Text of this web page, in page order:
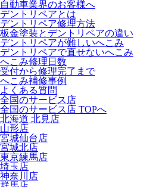
自動車業界のお客様へ
デントリペアとは
デントリペア修理方法
板金塗装とデントリペアの違い
デントリペアが難しいへこみ
デントリペアで直せないへこみ
へこみ修理日数
受付から修理完了まで
へこみ補修事例
よくある質問
全国のサービス店
全国のサービス店 TOPへ
北海道 北見店
山形店
宮城仙台店
宮城北店
東京練馬店
埼玉店
神奈川店